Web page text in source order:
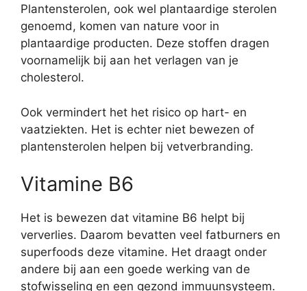
Plantensterolen, ook wel plantaardige sterolen
genoemd, komen van nature voor in
plantaardige producten. Deze stoffen dragen
voornamelijk bij aan het verlagen van je
cholesterol.
Ook vermindert het het risico op hart- en
vaatziekten. Het is echter niet bewezen of
plantensterolen helpen bij vetverbranding.
Vitamine B6
Het is bewezen dat vitamine B6 helpt bij
ververlies. Daarom bevatten veel fatburners en
superfoods deze vitamine. Het draagt onder
andere bij aan een goede werking van de
stofwisseling en een gezond immuunsysteem.